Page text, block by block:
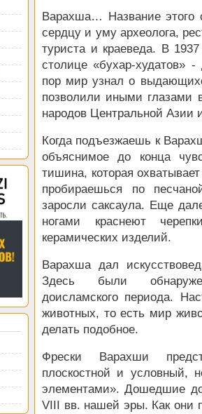
Варахша… Название этого
сердцу и уму археолога,
туриста и краеведа. В
столице «бухар-худатов»
пор мир узнал о
позволили иными глазами
народов Центральной Азии
Когда подъезжаешь к
объяснимое до конца
тишина, которая
пробираешься по
заросли саксаула. Еще
ногами краснеют
керамических изделий.
Варахша дал
Здесь были
доисламского периода.
животных, то есть мир
делать подобное.
Фрески Варахши
плоскостной и условный,
элементами». Дошедшие
VIII вв. нашей эры. Как они